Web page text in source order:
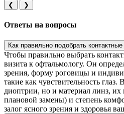
❮ ❯
Ответы на вопросы
Как правильно подобрать
Чтобы правильно выбрать
визита к офтальмологу. Он
зрения, форму роговицы и
такие как чувствительность
диоптрии, но и материал линз, их
плановой замены) и степень
залог ясного зрения и здоровья